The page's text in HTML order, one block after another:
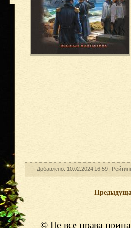
Добавлено: 10.02.2024 16:59 |
© Не все права